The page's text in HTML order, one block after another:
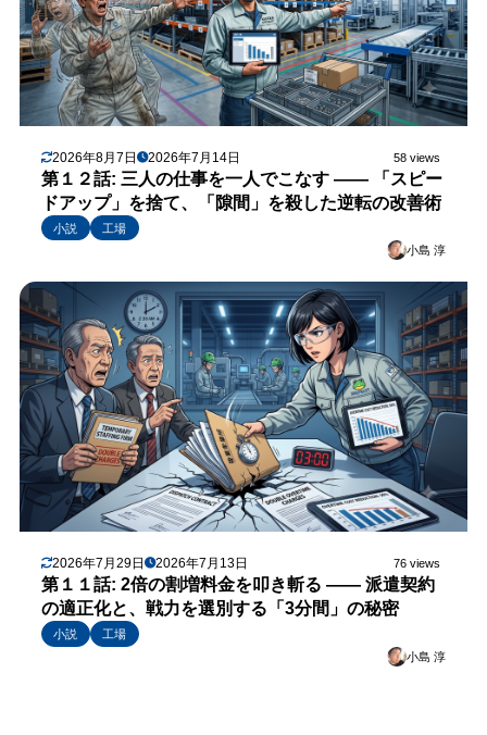
2026年8月7日 2026年7月14日 58 views
第１２話: 三人の仕事を一人でこなす —— 「スピー
ドアップ」を捨て、「隙間」を殺した逆転の改善術
小説
工場
小島 淳
2026年7月29日 2026年7月13日 76 views
第１１話: 2倍の割増料金を叩き斬る —— 派遣契約
の適正化と、戦力を選別する「3分間」の秘密
小説
工場
小島 淳